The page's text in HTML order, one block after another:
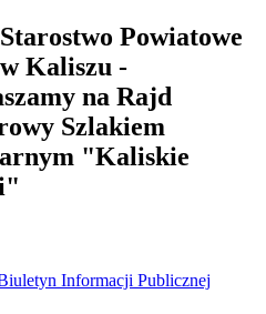
Starostwo Powiatowe
w Kaliszu -
na Rajd
Szlakiem
"Kaliskie
Informacji Publicznej